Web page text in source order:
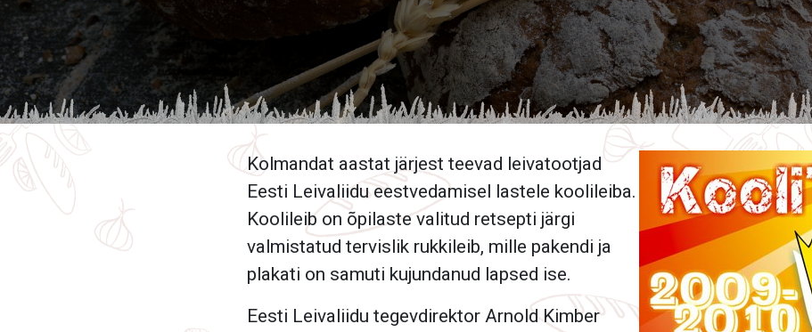
Kolmandat aastat järjest teevad leivatootjad
Eesti Leivaliidu eestvedamisel lastele koolileiba.
Koolileib on õpilaste valitud retsepti järgi
valmistatud tervislik rukkileib, mille pakendi ja
plakati on samuti kujundanud lapsed ise.
Eesti Leivaliidu tegevdirektor Arnold Kimber